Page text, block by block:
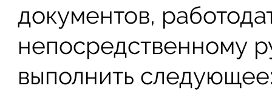
документов,
непосредственному
выполнить